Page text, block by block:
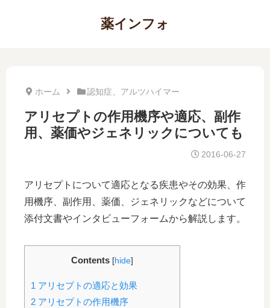
薬インフォ
ホーム 認知症、アルツハイマー
アリセプトの作用機序や適応、副作
用、薬価やジェネリックについても
2016-06-27
アリセプトについて適応となる疾患やその効果、作
用機序、副作用、薬価、ジェネリックなどについて
添付文書やインタビューフォームから解説します。
Contents [hide]
1 アリセプトの適応と効果
2 アリセプトの作用機序